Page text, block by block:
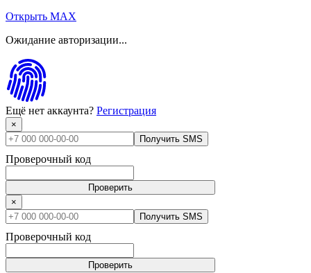
Открыть MAX
Ожидание авторизации...
Ещё нет аккаунта? Регистрация
×
Получить SMS
Проверочный код
Проверить
×
Получить SMS
Проверочный код
Проверить